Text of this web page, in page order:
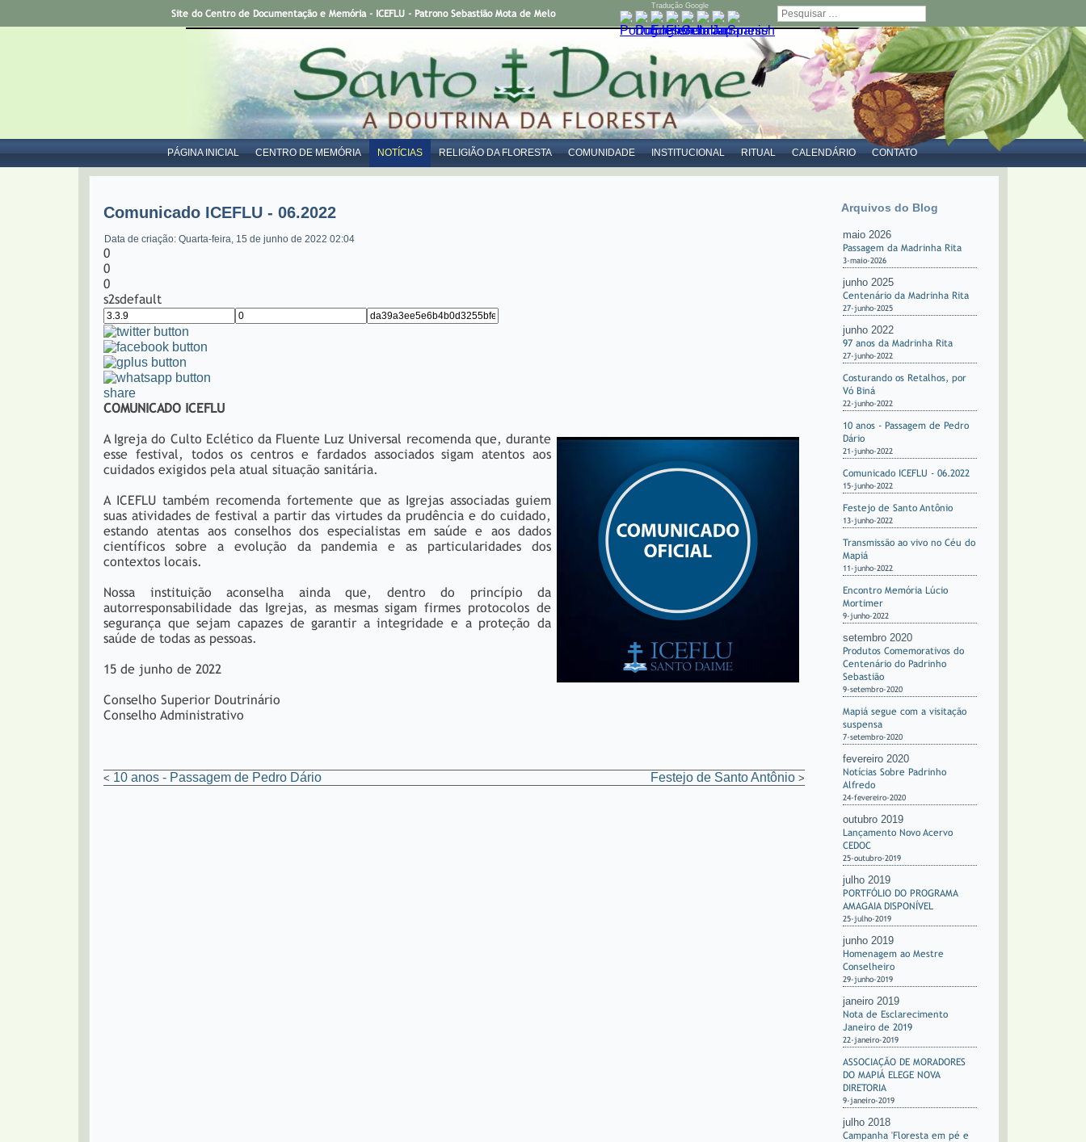
PÁGINA INICIAL CENTRO DE MEMÓRIA NOTÍCIAS RELIGIÃO DA FLORESTA COMUNIDADE INSTITUCIONAL RITUAL CALENDÁRIO CONTATO
Site do Centro de Documentação e Memória - ICEFLU - Patrono Sebastião Mota de Melo Pesquisar
Tradução Google
Comunicado ICEFLU - 06.2022
Data de criação: Quarta-feira, 15 de junho de 2022 02:04
0
0
0
s2sdefault
share
COMUNICADO ICEFLU
A Igreja do Culto Eclético da Fluente Luz Universal recomenda que, durante
esse festival, todos os centros e fardados associados sigam atentos aos
cuidados exigidos pela atual situação sanitária.
A ICEFLU também recomenda fortemente que as Igrejas associadas guiem
suas atividades de festival a partir das virtudes da prudência e do cuidado,
estando atentas aos conselhos dos especialistas em saúde e aos dados
científicos sobre a evolução da pandemia e as particularidades dos
contextos locais.
Nossa instituição aconselha ainda que, dentro do princípio da
autorresponsabilidade das Igrejas, as mesmas sigam firmes protocolos de
segurança que sejam capazes de garantir a integridade e a proteção da
saúde de todas as pessoas.
15 de junho de 2022
Conselho Superior Doutrinário
Conselho Administrativo
< 10 anos - Passagem de Pedro Dário Festejo de Santo Antônio >
Arquivos do Blog
maio 2026
Passagem da Madrinha Rita
3-maio-2026
junho 2025
Centenário da Madrinha Rita
27-junho-2025
junho 2022
97 anos da Madrinha Rita
27-junho-2022
Costurando os Retalhos, por
Vó Biná
22-junho-2022
10 anos - Passagem de Pedro
Dário
21-junho-2022
Comunicado ICEFLU - 06.2022
15-junho-2022
Festejo de Santo Antônio
13-junho-2022
Transmissão ao vivo no Céu do
Mapiá
11-junho-2022
Encontro Memória Lúcio
Mortimer
9-junho-2022
setembro 2020
Produtos Comemorativos do
Centenário do Padrinho
Sebastião
9-setembro-2020
Mapiá segue com a visitação
suspensa
7-setembro-2020
fevereiro 2020
Notícias Sobre Padrinho
Alfredo
24-fevereiro-2020
outubro 2019
Lançamento Novo Acervo
CEDOC
25-outubro-2019
julho 2019
PORTFÓLIO DO PROGRAMA
AMAGAIA DISPONÍVEL
25-julho-2019
junho 2019
Homenagem ao Mestre
Conselheiro
29-junho-2019
janeiro 2019
Nota de Esclarecimento
Janeiro de 2019
22-janeiro-2019
ASSOCIAÇÃO DE MORADORES
DO MAPIÁ ELEGE NOVA
DIRETORIA
9-janeiro-2019
julho 2018
Campanha 'Floresta em pé e